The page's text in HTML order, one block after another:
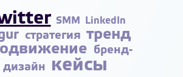
SMM LinkedIn
стратегия тренд
бренд-
дизайн
кейсы